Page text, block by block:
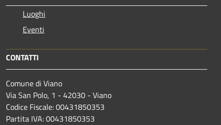
Luoghi
Eventi
CONTATTI
Comune di Viano
Via San Polo, 1 - 42030 - Viano
Codice Fiscale: 00431850353
Partita IVA: 00431850353